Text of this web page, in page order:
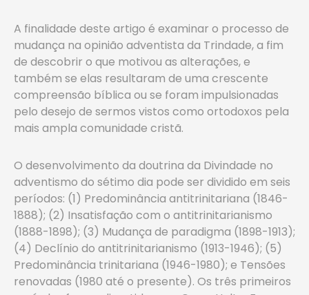
A finalidade deste artigo é examinar o processo de
mudança na opinião adventista da Trindade, a fim
de descobrir o que motivou as alterações, e
também se elas resultaram de uma crescente
compreensão bíblica ou se foram impulsionadas
pelo desejo de sermos vistos como ortodoxos pela
mais ampla comunidade cristã.
O desenvolvimento da doutrina da Divindade no
adventismo do sétimo dia pode ser dividido em seis
períodos: (1) Predominância antitrinitariana (1846-
1888); (2) Insatisfação com o antitrinitarianismo
(1888-1898); (3) Mudança de paradigma (1898-1913);
(4) Declínio do antitrinitarianismo (1913-1946); (5)
Predominância trinitariana (1946-1980); e Tensões
renovadas (1980 até o presente). Os três primeiros